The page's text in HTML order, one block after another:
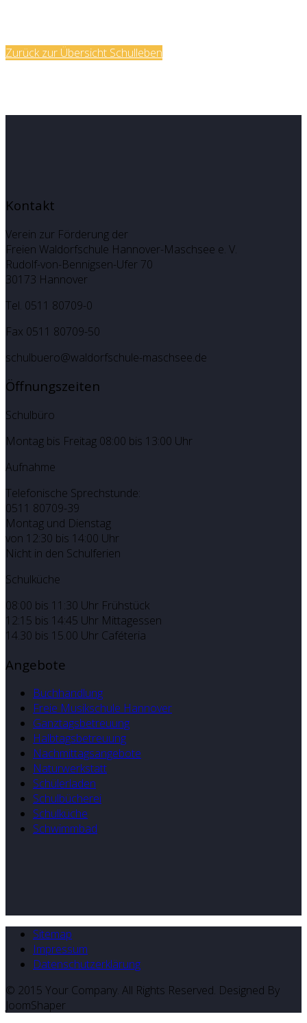
Zurück zur Übersicht Schulleben
Kontakt
Verein zur Förderung der
Freien Waldorfschule Hannover-Maschsee e. V.
Rudolf-von-Bennigsen-Ufer 70
30173 Hannover
Tel. 0511 80709-0
Fax 0511 80709-50
schulbuero@waldorfschule-maschsee.de
Öffnungszeiten
Schulbüro
Montag bis Freitag 08:00 bis 13:00 Uhr
Aufnahme
Telefonische Sprechstunde:
0511 80709-39
Montag und Dienstag
von 12:30 bis 14:00 Uhr
Nicht in den Schulferien
Schulküche
08:00 bis 11:30 Uhr Frühstück
12:15 bis 14:45 Uhr Mittagessen
14.30 bis 15.00 Uhr Caféteria
Angebote
Buchhandlung
Freie Musikschule Hannover
Ganztagsbetreuung
Halbtagsbetreuung
Nachmittagsangebote
Naturwerkstatt
Schülerladen
Schulbücherei
Schulküche
Schwimmbad
Sitemap
Impressum
Datenschutzerklärung
© 2015 Your Company. All Rights Reserved. Designed By
JoomShaper